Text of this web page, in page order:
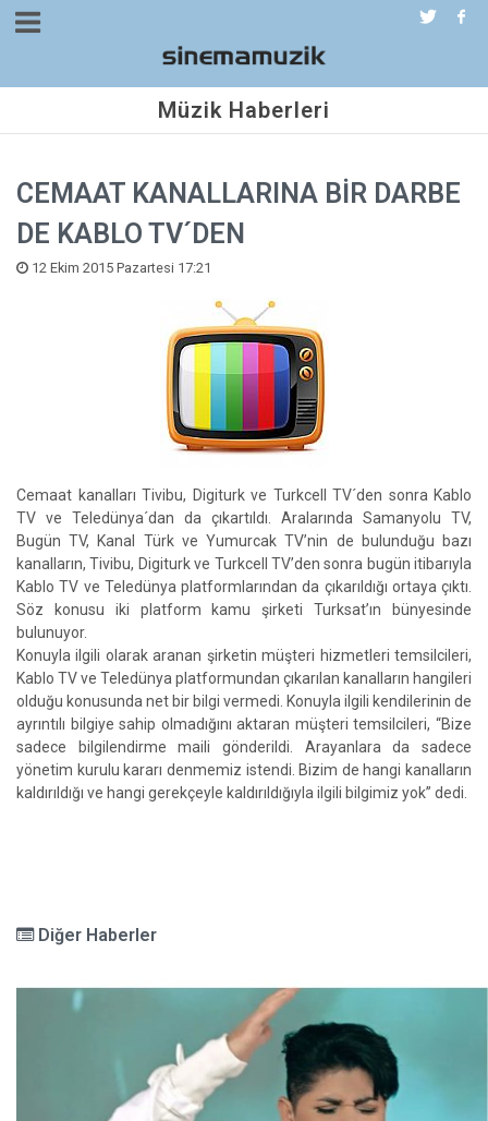
Müzik Haberleri
CEMAAT KANALLARINA BİR DARBE
DE KABLO TV´DEN
12 Ekim 2015 Pazartesi 17:21
Cemaat kanalları Tivibu, Digiturk ve Turkcell TV´den sonra Kablo
TV ve Teledünya´dan da çıkartıldı. Aralarında Samanyolu TV,
Bugün TV, Kanal Türk ve Yumurcak TV’nin de bulunduğu bazı
kanalların, Tivibu, Digiturk ve Turkcell TV’den sonra bugün itibarıyla
Kablo TV ve Teledünya platformlarından da çıkarıldığı ortaya çıktı.
Söz konusu iki platform kamu şirketi Turksat’ın bünyesinde
bulunuyor.
Konuyla ilgili olarak aranan şirketin müşteri hizmetleri temsilcileri,
Kablo TV ve Teledünya platformundan çıkarılan kanalların hangileri
olduğu konusunda net bir bilgi vermedi. Konuyla ilgili kendilerinin de
ayrıntılı bilgiye sahip olmadığını aktaran müşteri temsilcileri, “Bize
sadece bilgilendirme maili gönderildi. Arayanlara da sadece
yönetim kurulu kararı denmemiz istendi. Bizim de hangi kanalların
kaldırıldığı ve hangi gerekçeyle kaldırıldığıyla ilgili bilgimiz yok” dedi.
Diğer Haberler